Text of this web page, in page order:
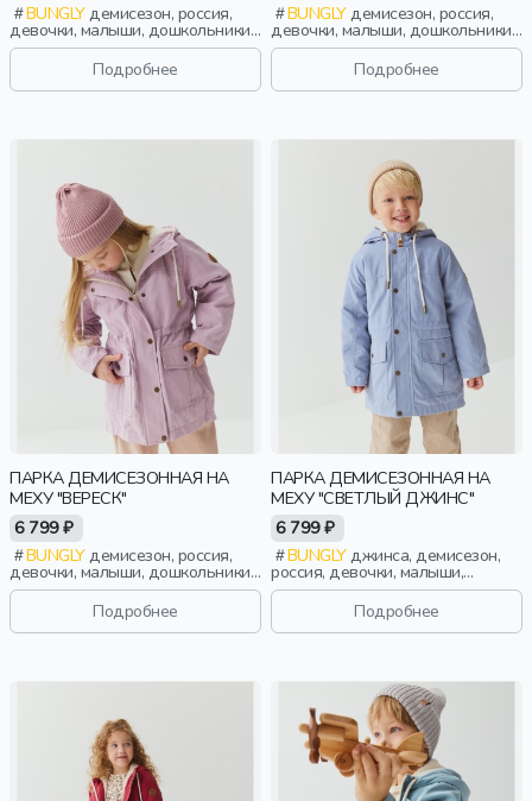
BUNGLYдемисезон, россия,
девочки, малыши, дошкольники,
дети
Подробнее
BUNGLYдемисезон, россия,
девочки, малыши, дошкольники,
дети
Подробнее
ПАРКА ДЕМИСЕЗОННАЯ НА
МЕХУ "ВЕРЕСК"
6 799 ₽
BUNGLYдемисезон, россия,
девочки, малыши, дошкольники,
дети
Подробнее
ПАРКА ДЕМИСЕЗОННАЯ НА
МЕХУ "СВЕТЛЫЙ ДЖИНС"
6 799 ₽
BUNGLYджинса, демисезон,
россия, девочки, малыши,
дошкольники, дети
Подробнее